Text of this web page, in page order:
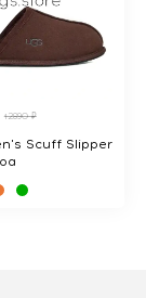
12890 ₽
Scuff Slipper